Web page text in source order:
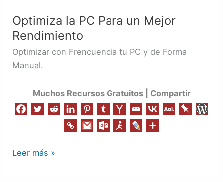
Optimiza la PC Para un Mejor
Rendimiento
Optimizar con Frencuencia tu PC y de Forma
Manual.
Muchos Recursos Gratuitos | Compartir
PC
Para
un
Mejor
Leer más »